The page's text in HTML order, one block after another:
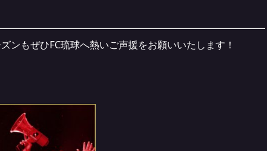
ンもぜひFC琉球へ熱いご声援をお願いいたします！